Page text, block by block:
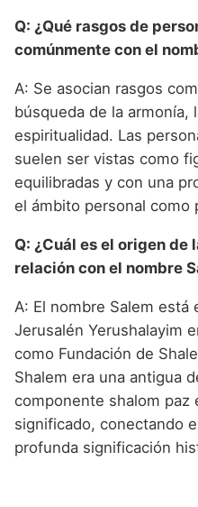
Q: ¿Qué rasgos de
comúnmente con el
A: Se asocian rasgos
búsqueda de la armonía,
espiritualidad. Las
suelen ser vistas como
equilibradas y con una
el ámbito personal como
Q: ¿Cuál es el origen de
relación con el nombre
A: El nombre Salem
Jerusalén Yerushalayim
como Fundación de
Shalem era una antigua
componente shalom paz
significado, conectando
profunda significación